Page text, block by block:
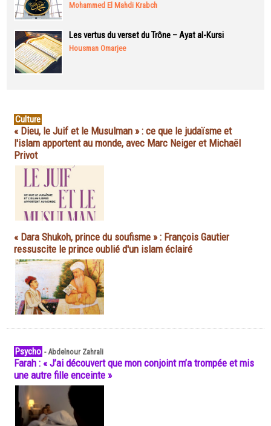
Mohammed El Mahdi Krabch
Les vertus du verset du Trône – Ayat al-Kursi
Housman Omarjee
Culture
« Dieu, le Juif et le Musulman » : ce que le judaïsme et
l'islam apportent au monde, avec Marc Neiger et Michaël
Privot
« Dara Shukoh, prince du soufisme » : François Gautier
ressuscite le prince oublié d'un islam éclairé
Psycho -Abdelnour Zahrali
Farah : « J’ai découvert que mon conjoint m’a trompée et mis
une autre fille enceinte »